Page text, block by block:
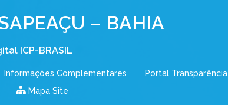
– BAHIA
ICP-BRASIL
Informações Complementares
Portal Transparência
Mapa Site